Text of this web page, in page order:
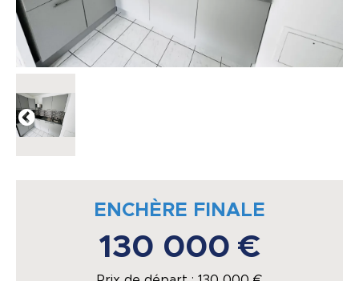
ENCHÈRE FINALE
130 000 €